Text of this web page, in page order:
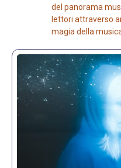
del panorama
lettori attraverso
magia della